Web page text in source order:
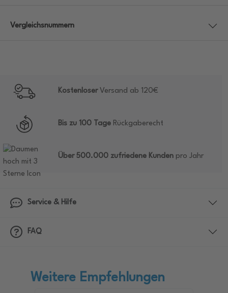
Vergleichsnummern
KostenloserVersand ab 120€
Bis zu 100 Tage Rückgaberecht
Über 500.000 zufriedene Kunden pro Jahr
Service & Hilfe
FAQ
Weitere Empfehlungen